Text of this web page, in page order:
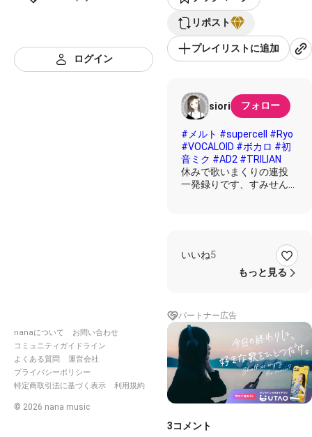
ログイン
nanaについて
お問い合わせ
コミュニティガイドライン
よくある質問
運営会社
プライバシーポリシー
特定商取引法に基づく表示
利用規約
© 2026 nana music
リポスト
プレイリストに追加
siori フォロー
#メルト #supercell
#Ryo
#VOCALOID #ボカロ #初
音ミク #AD2 #TRILIAN
休みで歌いまくりの連投
一発録りです、すみせん
いいね5
もっと見る
パートナー広告
3コメント